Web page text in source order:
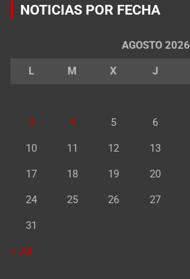
NOTICIAS POR FECHA
AGOSTO 2026
L M X J
3 4 5 6
10 11 12 13
17 18 19 20
24 25 26 27
31
« Jul